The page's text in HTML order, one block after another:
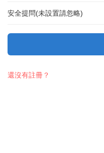
安全提問(未設置請忽略)
還沒有註冊？